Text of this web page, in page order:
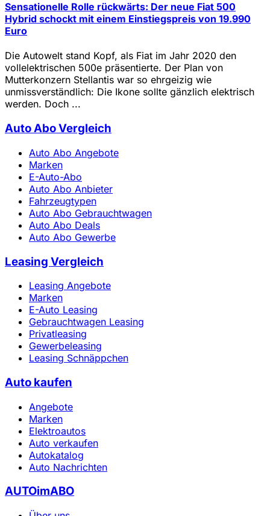
Sensationelle Rolle rückwärts: Der neue Fiat 500
Hybrid schockt mit einem Einstiegspreis von 19.990
Euro
Die Autowelt stand Kopf, als Fiat im Jahr 2020 den
vollelektrischen 500e präsentierte. Der Plan von
Mutterkonzern Stellantis war so ehrgeizig wie
unmissverständlich: Die Ikone sollte gänzlich elektrisch
werden. Doch ...
Auto Abo Vergleich
Auto Abo Angebote
Marken
E-Auto-Abo
Auto Abo Anbieter
Fahrzeugtypen
Auto Abo Gebrauchtwagen
Auto Abo Deals
Auto Abo Gewerbe
Leasing Vergleich
Leasing Angebote
Marken
E-Auto Leasing
Gebrauchtwagen Leasing
Privatleasing
Gewerbeleasing
Leasing Schnäppchen
Auto kaufen
Angebote
Marken
Elektroautos
Auto verkaufen
Autokatalog
Auto Nachrichten
AUTOimABO